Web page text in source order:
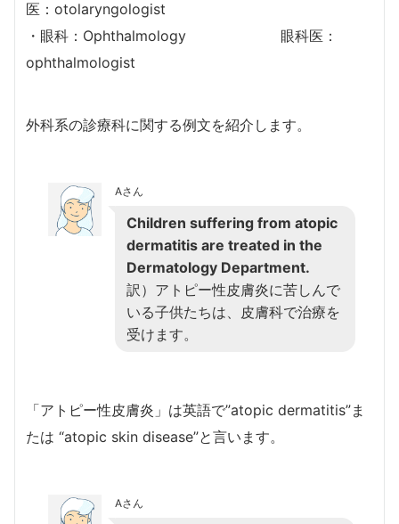
医：otolaryngologist
・眼科：Ophthalmology 眼科医：
ophthalmologist
外科系の診療科に関する例文を紹介します。
Aさん
Children suffering from atopic
dermatitis are treated in the
Dermatology Department.
訳）アトピー性皮膚炎に苦しんで
いる子供たちは、皮膚科で治療を
受けます。
「アトピー性皮膚炎」は英語で”atopic dermatitis”ま
たは “atopic skin disease”と言います。
Aさん